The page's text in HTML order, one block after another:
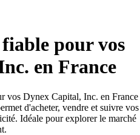
pour vos
en France
vos Dynex Capital, Inc. en France
d'acheter, vendre et suivre vos
Idéale pour explorer le marché